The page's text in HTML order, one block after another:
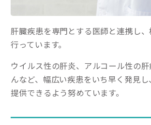
肝臓疾患を専門とする医師と連携し
行っています。
ウイルス性の肝炎、アルコール性の
んなど、幅広い疾患をいち早く発見
提供できるよう努めています。